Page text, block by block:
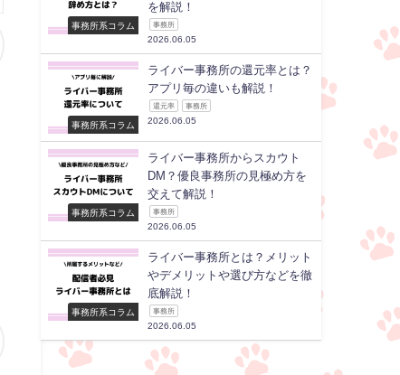
事務所系コラム
を解説！
事務所
2026.06.05
事務所系コラム
ライバー事務所の還元率とは？
アプリ毎の違いも解説！
還元率 事務所
2026.06.05
事務所系コラム
ライバー事務所からスカウト
DM？優良事務所の見極め方を
交えて解説！
事務所
2026.06.05
事務所系コラム
ライバー事務所とは？メリット
やデメリットや選び方などを徹
底解説！
事務所
2026.06.05